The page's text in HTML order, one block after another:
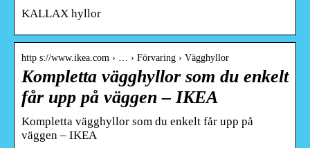
KALLAX hyllor
http s://www.ikea.com › … › Förvaring › Vägghyllor
Kompletta vägghyllor som du enkelt
får upp på väggen – IKEA
Kompletta vägghyllor som du enkelt får upp på
väggen – IKEA